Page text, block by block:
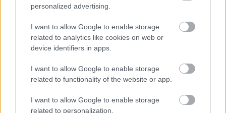
personalized advertising.
I want to allow Google to enable storage
related to analytics like cookies on web or
device identifiers in apps.
I want to allow Google to enable storage
related to functionality of the website or app.
I want to allow Google to enable storage
related to personalization.
Részben 3D nyomtatással készült a
Volkswagen csúcsdöntő elektromos
• 2018. augusztus 06.
A Volkswagen I.D.R elektromos versenyautó